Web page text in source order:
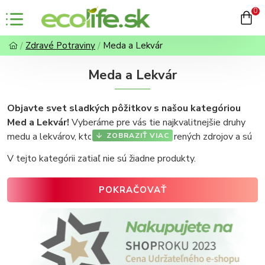
0
Zdravé Potraviny Meda a Lekvár
Meda a Lekvár
Objavte svet sladkých pôžitkov s našou kategóriou
Med a Lekvár! Vyberáme pre vás tie najkvalitnejšie druhy
medu a lekvárov, ktoré pochádzajú z overených zdrojov a sú
spracovávané s dôrazom na zachovanie všetkých výživových
hodnôt.Med je prírodné sladidlo plné vitamínov a
minerálov, zatiaľ čo lekvár je obľúbenou pochúťkou
vyrobenou zo starostlivo vybraného ovocia. Oba produkty sú
ideálnym doplnkom na raňajky, do pečenia alebo ako zdravá
alternatíva bežných sladkostí.
Prírodné zloženie bez pridaných konzervantov
vyberajte si z medov a lekvárov, ktoré si zachovávajú
V tejto kategórii zatiaľ nie sú žiadne produkty.
POKRAČOVAŤ